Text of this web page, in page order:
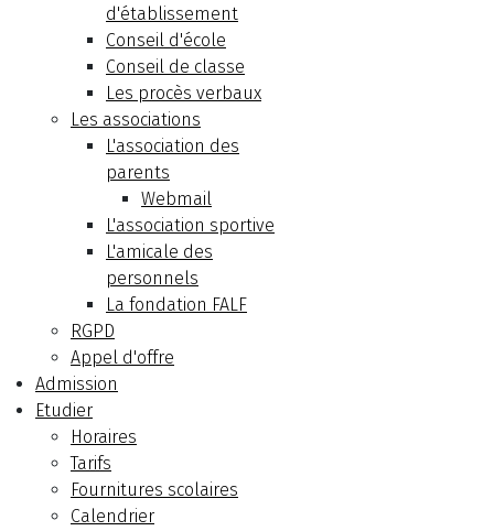
d'établissement
Conseil d'école
Conseil de classe
Les procès verbaux
Les associations
L'association des
parents
Webmail
L'association sportive
L'amicale des
personnels
La fondation FALF
RGPD
Appel d'offre
Admission
Etudier
Horaires
Tarifs
Fournitures scolaires
Calendrier